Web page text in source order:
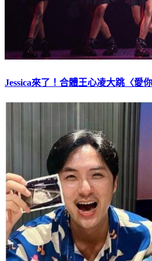
Jessica來了！合體王心凌大跳〈